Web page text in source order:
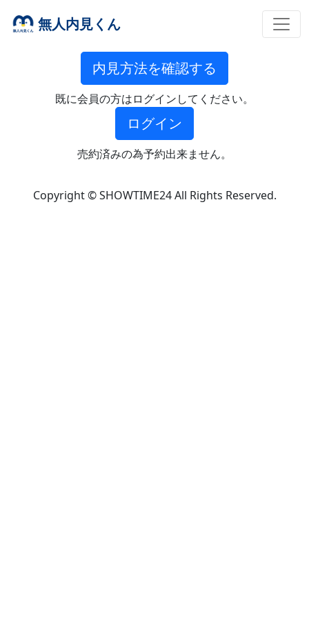
無人内見くん
内見方法を確認する
既に会員の方はログインしてください。
ログイン
売約済みの為予約出来ません。
Copyright © SHOWTIME24 All Rights Reserved.